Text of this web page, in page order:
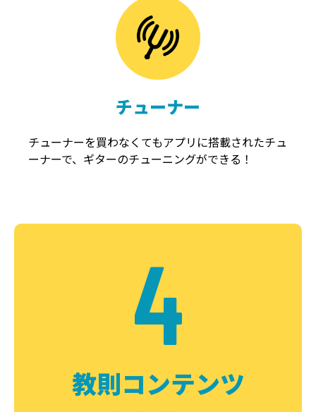
チューナー
チューナーを買わなくてもアプリに搭載されたチュ
ーナーで、ギターのチューニングができる！
4
教則コンテンツ